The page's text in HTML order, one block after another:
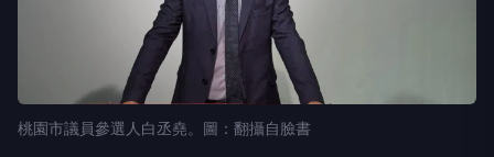
桃園市議員參選人白丞堯。圖：翻攝自臉書